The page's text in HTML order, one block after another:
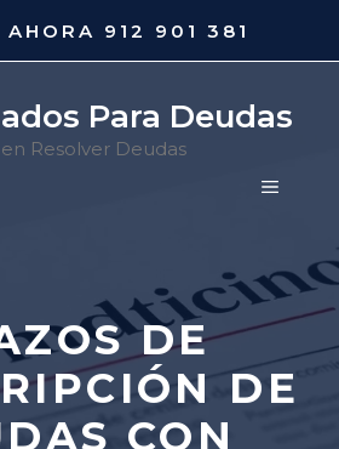
912 901 381
Para Deudas
Resolver Deudas
MENÚ
DE
DE
CON